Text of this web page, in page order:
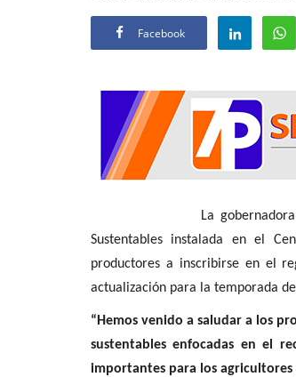
Facebook
La gobernadora provincial
Sustentables instalada en el
productores a inscribirse en el
actualización para la temporada
“Hemos venido a saludar a los
sustentables enfocadas en el
importantes para los
Tribunales
Longaví:
a sujeto por